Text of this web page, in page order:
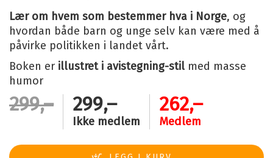
Lær om hvem som bestemmer hva i Norge, og
hvordan både barn og unge selv kan være med å
påvirke politikken i landet vårt.
Boken er illustret i avistegning-stil med masse
humor
299,– 299,–
Ikke medlem
262,–
Medlem